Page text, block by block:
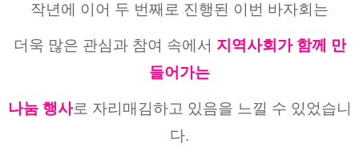
작년에 이어 두 번째로 진행된 이번 바자회는
더욱 많은 관심과 참여 속에서 지역사회가 함께 만
들어가는
나눔 행사로 자리매김하고 있음을 느낄 수 있었습니
다.